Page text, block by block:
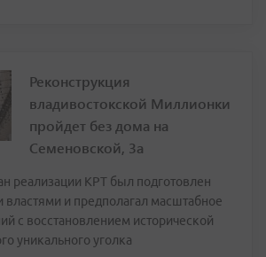
Реконструкция
владивостокской Миллионки
пройдет без дома на
Семеновской, 3а
реализации КРТ был подготовлен
и предполагал масштабное
с восстановлением исторической
уникального уголка